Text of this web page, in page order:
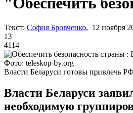
Текст: София Бровченко, 12 ноября
13
4114
Фото: teleskop-by.org
Власти Беларуси готовы привлечь
Власти Беларуси
необходимую